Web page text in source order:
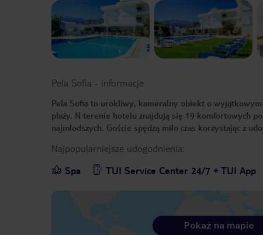
Previous slide
Pela Sofia - informacje
Pela Sofia to urokliwy, kameralny obiekt o
plaży. N terenie hotelu znajdują się 19 komfortowych
najmłodszych. Goście spędzą miło czas korzystając z
Najpopularniejsze udogodnienia:
Spa
TUI Service Center 24/7 + TUI App
Pokaż na mapie